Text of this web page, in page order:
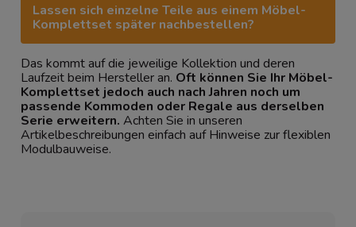
Lassen sich einzelne Teile aus einem Möbel-
Komplettset später nachbestellen?
Das kommt auf die jeweilige Kollektion und deren
Laufzeit beim Hersteller an. Oft können Sie Ihr Möbel-
Komplettset jedoch auch nach Jahren noch um
passende Kommoden oder Regale aus derselben
Serie erweitern. Achten Sie in unseren
Artikelbeschreibungen einfach auf Hinweise zur flexiblen
Modulbauweise.